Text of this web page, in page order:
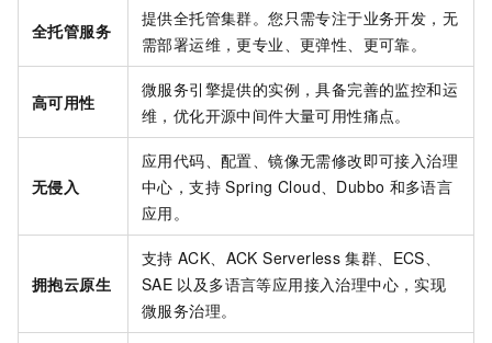
全托管服务
提供全托管集群。您只需专注于业务开发，无
需部署运维，更专业、更弹性、更可靠。
高可用性
微服务引擎提供的实例，具备完善的监控和运
维，优化开源中间件大量可用性痛点。
无侵入
应用代码、配置、镜像无需修改即可接入治理
中心，支持 Spring Cloud、Dubbo 和多语言
应用。
拥抱云原生
支持 ACK、 ACK Serverless 集群、ECS、
SAE 以及多语言等应用接入治理中心，实现
微服务治理。